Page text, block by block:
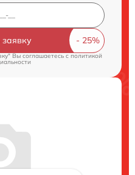
заявку
Вы соглашаетесь cполитикой